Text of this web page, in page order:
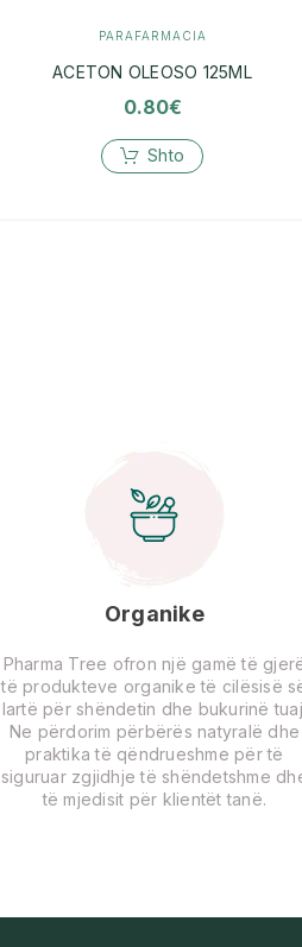
PARAFARMACIA
ACETON OLEOSO 125ML
0.80€
Shto
Organike
Pharma Tree ofron një gamë të
të produkteve organike të cilësisë
lartë për shëndetin dhe bukurinë
Ne përdorim përbërës natyralë dhe
praktika të qëndrueshme për të
siguruar zgjidhje të shëndetshme
të mjedisit për klientët tanë.